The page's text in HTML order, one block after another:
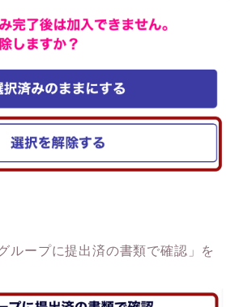
ループに提出済の書類で確認」を